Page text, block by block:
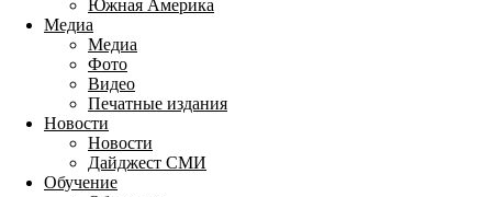
Южная Америка
Медиа
Медиа
Фото
Видео
Печатные издания
Новости
Новости
Дайджест СМИ
Обучение